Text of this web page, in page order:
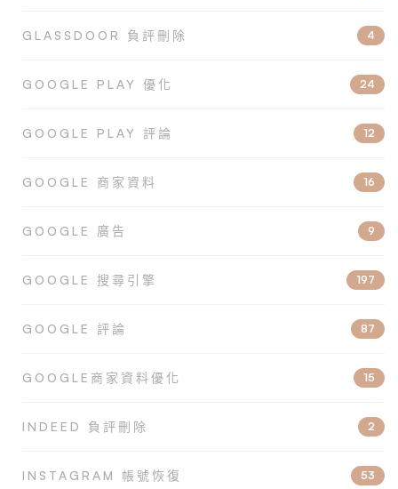
GLASSDOOR 負評刪除 4
GOOGLE PLAY 優化 24
GOOGLE PLAY 評論 12
GOOGLE 商家資料 16
GOOGLE 廣告 9
GOOGLE 搜尋引擎 197
GOOGLE 評論 87
GOOGLE商家資料優化 15
INDEED 負評刪除 2
INSTAGRAM 帳號恢復 53